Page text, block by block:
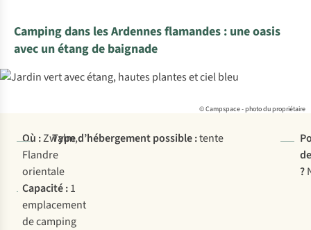
Camping dans les Ardennes flamandes : une oasis
avec un étang de baignade
© Campspace - photo du propriétaire
Où :Zwalm,
Flandre
orientale
Type d’hébergement possible :tente
?
Capacité :1
emplacement
de camping